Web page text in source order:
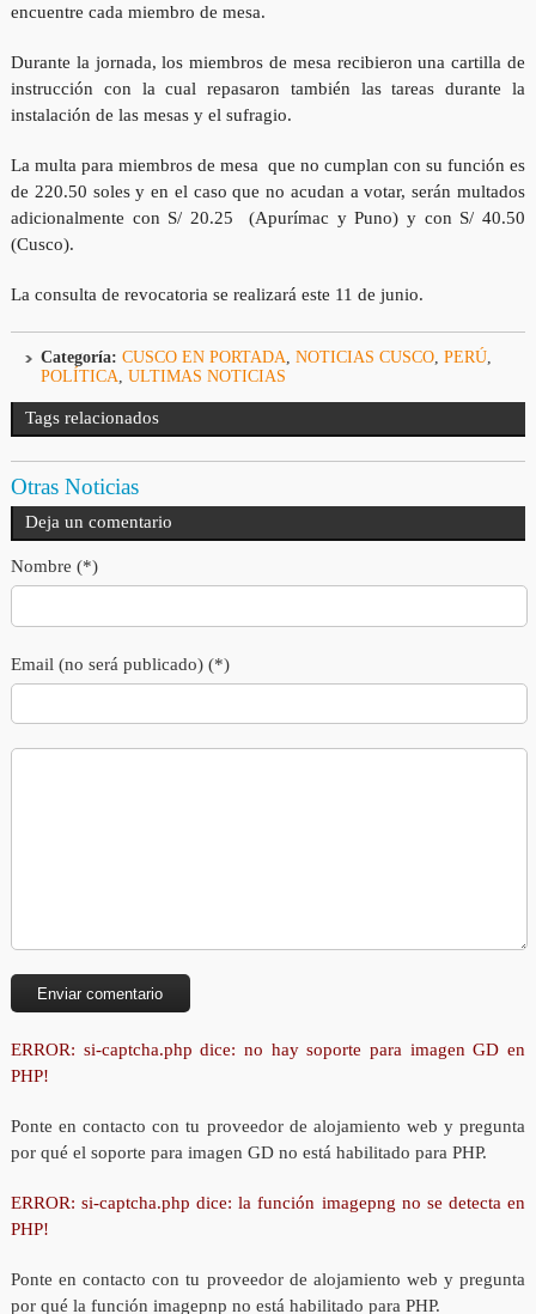
encuentre cada miembro de mesa.
Durante la jornada, los miembros de mesa recibieron una cartilla de
instrucción con la cual repasaron también las tareas durante la
instalación de las mesas y el sufragio.
La multa para miembros de mesa que no cumplan con su función es
de 220.50 soles y en el caso que no acudan a votar, serán multados
adicionalmente con S/ 20.25 (Apurímac y Puno) y con S/ 40.50
(Cusco).
La consulta de revocatoria se realizará este 11 de junio.
Categoría: CUSCO EN PORTADA, NOTICIAS CUSCO, PERÚ,
POLÍTICA, ULTIMAS NOTICIAS
Tags relacionados
Otras Noticias
Deja un comentario
Nombre (*)
Email (no será publicado) (*)
ERROR: si-captcha.php dice: no hay soporte para imagen GD en
PHP!
Ponte en contacto con tu proveedor de alojamiento web y pregunta
por qué el soporte para imagen GD no está habilitado para PHP.
ERROR: si-captcha.php dice: la función imagepng no se detecta en
PHP!
Ponte en contacto con tu proveedor de alojamiento web y pregunta
por qué la función imagepnp no está habilitado para PHP.